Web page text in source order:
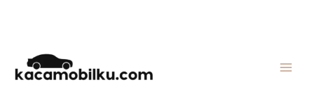
content